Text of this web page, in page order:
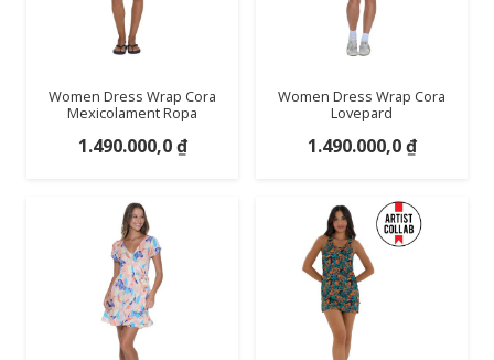
Women Dress Wrap Cora
Mexicolament Ropa
1.490.000,0₫
Women Dress Wrap Cora
Lovepard
1.490.000,0₫